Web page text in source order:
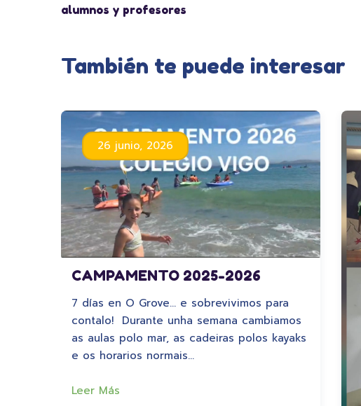
alumnos y profesores
También te puede interesar
26 junio, 2026
CAMPAMENTO 2025-2026
7 días en O Grove… e sobrevivimos para
contalo! Durante unha semana cambiamos
as aulas polo mar, as cadeiras polos kayaks
e os horarios normais…
Leer Más